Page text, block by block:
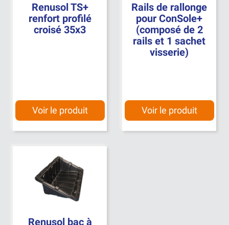
Renusol TS+
renfort profilé
croisé 35x3
Voir le produit
Rails de rallonge
pour ConSole+
(composé de 2
rails et 1 sachet
visserie)
Voir le produit
Renusol bac à